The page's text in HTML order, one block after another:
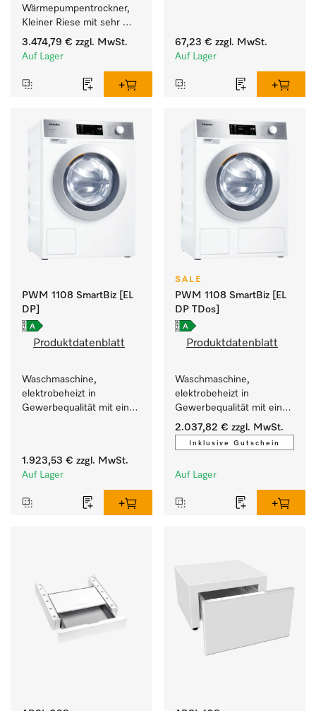
Wärmepumpentrockner,
Kleiner Riese mit sehr
geringem
Energieverbrauch und
Füllgewicht 8 kg.
3.474,79 € zzgl. MwSt.
Auf Lager
67,23 € zzgl. MwSt.
Auf Lager
PWM 1108 SmartBiz [EL
DP]
Produktdatenblatt
Waschmaschine,
elektrobeheizt in
Gewerbequalität mit einer
1.923,53 € zzgl. MwSt.
Auf Lager
SALE
PWM 1108 SmartBiz [EL
DP TDos]
Produktdatenblatt
Waschmaschine,
elektrobeheizt in
Gewerbequalität mit einer
Laufzeit von 79 min,
automatische Dosierung.
2.037,82 € zzgl. MwSt.
Inklusive Gutschein
Auf Lager